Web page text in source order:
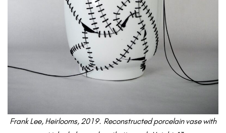
Frank Lee, Heirlooms, 2019. Reconstructed porcelain vase with